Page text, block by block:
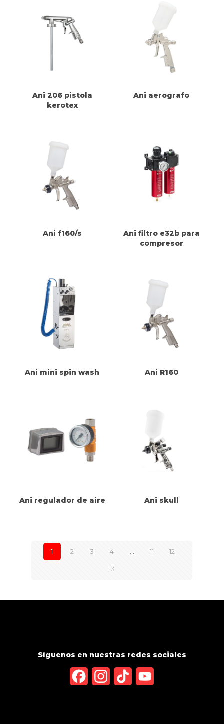
Ani 206 pistola
kerotex
Ani aerografo
Ani f160/s
Ani filtro e32b para
compresor
Ani mini spin wash Ani R160
Ani regulador de aire Ani skull
1 2 3 4 11 12
13
Síguenos en nuestras redes sociales
FacebookInstagram
TikTok